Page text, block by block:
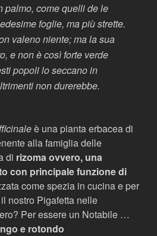
palmo, come quelli de le
foglie, ma più strette.
valeno niente; ma la sua
e non è così forte verde
popoli lo seccano in
non durerebbe.
è una pianta erbacea di
alla famiglia delle
di rizoma ovvero, una
con principale funzione di
come spezia in cucina e per
nostro Pigafetta nelle
Per essere un Notabile …
e rotondo